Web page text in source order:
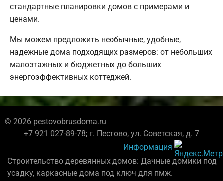
стандартные планировки домов с примерами и
ценами.
Мы можем предложить необычные, удобные,
надежные дома подходящих размеров: от небольших
малоэтажных и бюджетных до больших
энергоэффективных коттеджей.
© 2026 pestovobrusdoma.ru
+7 921 027-89-78; г. Пестово, ул. Советская, д. 7
Информация
Строительство деревянных домов: Дачные домики под
усадку, каркасные дома под ключ для пмж.